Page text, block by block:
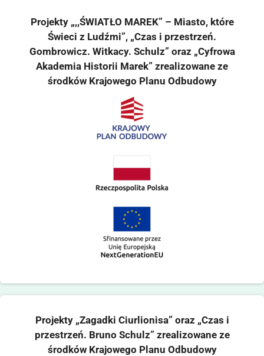
Projekty „,,ŚWIATŁO MAREK” – Miasto, które
Świeci z Ludźmi”, „Czas i przestrzeń.
Gombrowicz. Witkacy. Schulz” oraz „Cyfrowa
Akademia Historii Marek” zrealizowane ze
środków Krajowego Planu Odbudowy
Projekty „Zagadki Ciurlionisa” oraz „Czas i
przestrzeń. Bruno Schulz” zrealizowane ze
środków Krajowego Planu Odbudowy